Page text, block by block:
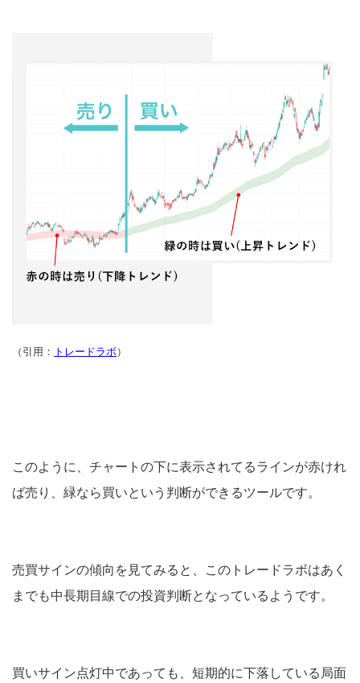
（引用： トレードラボ ）
このように、チャートの下に表示されてるラインが赤けれ
ば売り、緑なら買いという判断ができるツールです。
売買サインの傾向を見てみると、このトレードラボはあく
までも中長期目線での投資判断となっているようです。
買いサイン点灯中であっても、短期的に下落している局面